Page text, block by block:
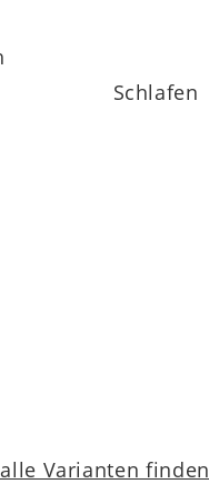
Medikontur
Bezug
Schlafen
alle Varianten